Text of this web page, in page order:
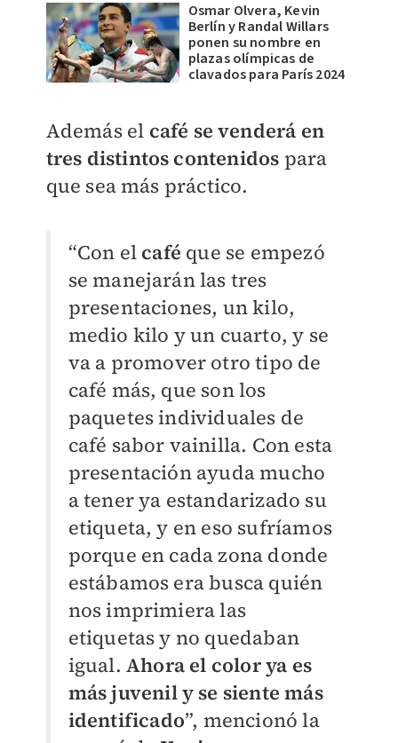
Osmar Olvera, Kevin
Berlín y Randal Willars
ponen su nombre en
plazas olímpicas de
clavados para París 2024
Además el café se venderá en
tres distintos contenidos para
que sea más práctico.
“Con el café que se empezó
se manejarán las tres
presentaciones, un kilo,
medio kilo y un cuarto, y se
va a promover otro tipo de
café más, que son los
paquetes individuales de
café sabor vainilla. Con esta
presentación ayuda mucho
a tener ya estandarizado su
etiqueta, y en eso sufríamos
porque en cada zona donde
estábamos era busca quién
nos imprimiera las
etiquetas y no quedaban
igual. Ahora el color ya es
más juvenil y se siente más
identificado”, mencionó la